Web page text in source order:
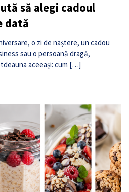
să alegi cadoul
dată
o zi de naștere, un cadou
sau o persoană dragă,
aceeași: cum […]